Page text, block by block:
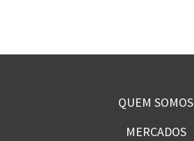
QUEM SOMOS
MERCADOS